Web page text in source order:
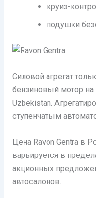
круиз-
подушки
Силовой агрегат
бензиновый мотор на
Uzbekistan.
ступенчатым
Цена Ravon Gentra в
варьируется в
акционных
автосалонов.